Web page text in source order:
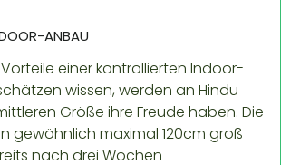
ANBAU
einer kontrollierten Indoor-
wissen, werden an Hindu
Größe ihre Freude haben. Die
gewöhnlich maximal 120cm groß
nach drei Wochen